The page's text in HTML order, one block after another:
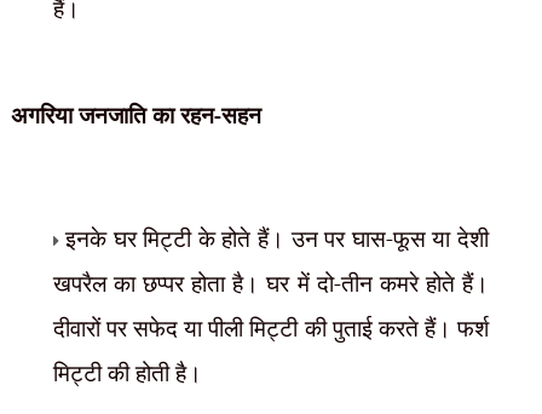
हैं।
अगरिया जनजाति कारहन-सहन
इनके घर मिट्टी के होते हैं। उन पर घास-फूस या देशी
खपरैल का छप्पर होता है। घर में दो-तीन कमरे होते हैं।
दीवारों पर सफेद या पीली मिट्टी की पुताई करते हैं। फर्श
मिट्टी की होती है।